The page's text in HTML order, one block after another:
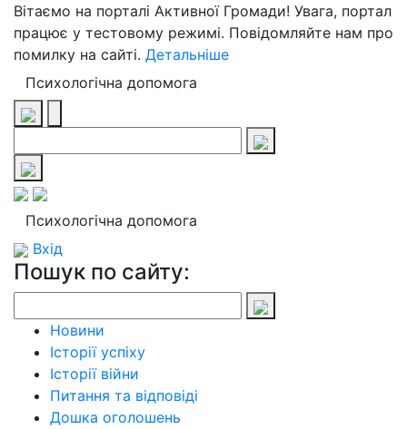
Вітаємо на порталі Активної Громади! Увага, портал
працює у тестовому режимі. Повідомляйте нам про
помилку на сайті. Детальніше
Психологічна допомога
Психологічна допомога
Вхід
Пошук по сайту:
Новини
Історії успіху
Історії війни
Питання та відповіді
Дошка оголошень